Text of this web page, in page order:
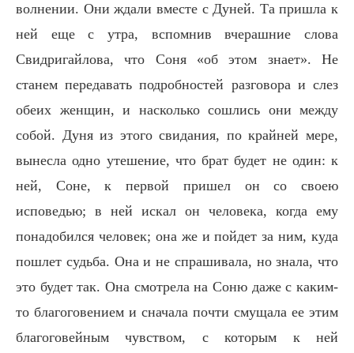
волнении. Они ждали вместе с Дуней. Та пришла к
ней еще с утра, вспомнив вчерашние слова
Свидригайлова, что Соня «об этом знает». Не
станем передавать подробностей разговора и слез
обеих женщин, и насколько сошлись они между
собой. Дуня из этого свидания, по крайней мере,
вынесла одно утешение, что брат будет не один: к
ней, Соне, к первой пришел он со своею
исповедью; в ней искал он человека, когда ему
понадобился человек; она же и пойдет за ним, куда
пошлет судьба. Она и не спрашивала, но знала, что
это будет так. Она смотрела на Соню даже с каким-
то благоговением и сначала почти смущала ее этим
благоговейным чувством, с которым к ней